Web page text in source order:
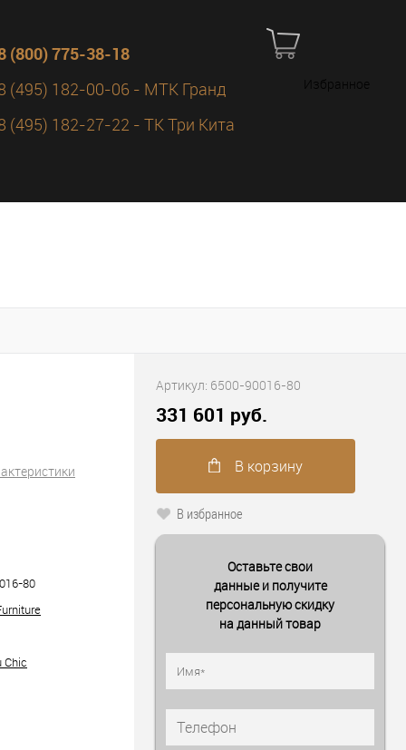
(800) 775-38-18
(495) 182-00-06 - МТК Гранд
(495) 182-27-22 - ТК Три Кита
Избранное
80
Chic
Артикул: 6500-90016-80
331 601 руб.
В корзину
В избранное
Оставьте свои
данные и получите
персональную скидку
на данный товар